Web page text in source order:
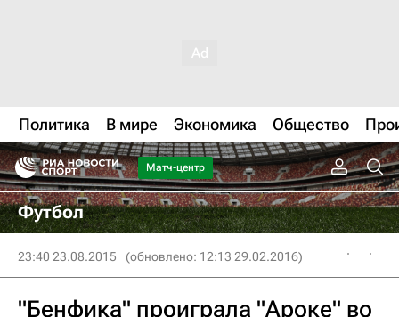
Политика В мире Экономика Общество
Матч-центр
Футбол
23:40 23.08.2015 (обновлено: 12:13 29.02.2016)
"Бенфика" проиграла "Ароке" во